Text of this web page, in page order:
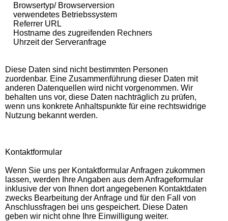
Browsertyp/ Browserversion
verwendetes Betriebssystem
Referrer URL
Hostname des zugreifenden Rechners
Uhrzeit der Serveranfrage
Diese Daten sind nicht bestimmten Personen
zuordenbar. Eine Zusammenführung dieser Daten mit
anderen Datenquellen wird nicht vorgenommen. Wir
behalten uns vor, diese Daten nachträglich zu prüfen,
wenn uns konkrete Anhaltspunkte für eine rechtswidrige
Nutzung bekannt werden.
Kontaktformular
Wenn Sie uns per Kontaktformular Anfragen zukommen
lassen, werden Ihre Angaben aus dem Anfrageformular
inklusive der von Ihnen dort angegebenen Kontaktdaten
zwecks Bearbeitung der Anfrage und für den Fall von
Anschlussfragen bei uns gespeichert. Diese Daten
geben wir nicht ohne Ihre Einwilligung weiter.